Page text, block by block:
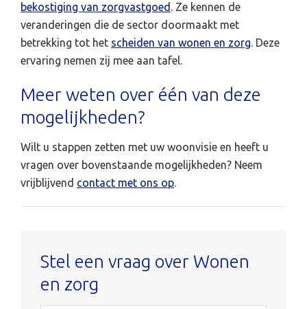
bekostiging van zorgvastgoed . Ze kennen de
veranderingen die de sector doormaakt met
betrekking tot het scheiden van wonen en zorg. Deze
ervaring nemen zij mee aan tafel.
Meer weten over één van deze
mogelijkheden?
Wilt u stappen zetten met uw woonvisie en heeft u
vragen over bovenstaande mogelijkheden? Neem
vrijblijvend contact met ons op.
Stel een vraag over Wonen
en zorg